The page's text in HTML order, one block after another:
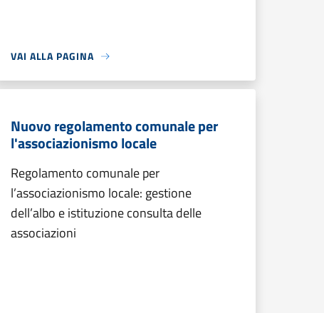
VAI ALLA PAGINA
Nuovo regolamento comunale per
l'associazionismo locale
Regolamento comunale per
l’associazionismo locale: gestione
dell’albo e istituzione consulta delle
associazioni